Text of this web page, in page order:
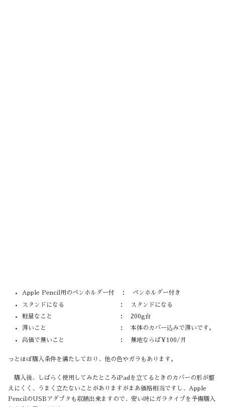
Apple Pencil用のペンホルダー付 ： ペンホルダー付き
スタンドになる ： スタンドになる
軽量なこと ： 200g台
薄いこと ： 本体のカバー込みで薄いです。
高価で無いこと ： 無地ならば¥100/月
っとほぼ購入条件を満たしており、他の色やガラもあります。
購入後、しばらく使用してみたところiPadを立てるときのカバーの形が整
えにくく、うまく立たないことがありますがまあ価格相当ですし、Apple
PencilのUSBアダプタも収納出来ますので、安い時にガラタイプを予備購入